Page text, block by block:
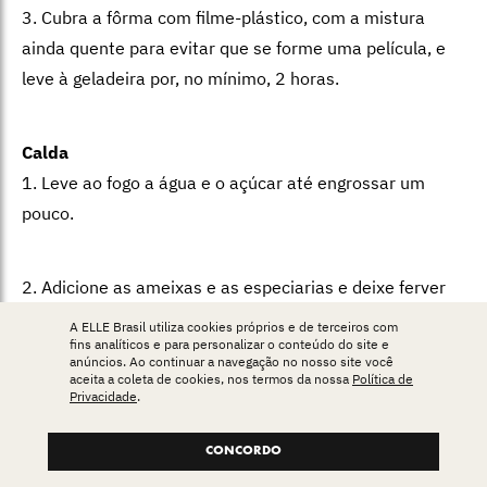
3. Cubra a fôrma com filme-plástico, com a mistura
ainda quente para evitar que se forme uma película, e
leve à geladeira por, no mínimo, 2 horas.
Calda
1. Leve ao fogo a água e o açúcar até engrossar um
pouco.
2. Adicione as ameixas e as especiarias e deixe ferver
mais um pouco, até a calda encorpar e as ameixas
amolecerem e quase começarem a desmanchar. Deixe
esfriar.
A ELLE Brasil utiliza cookies próprios e de terceiros com
fins analíticos e para personalizar o conteúdo do site e
anúncios. Ao continuar a navegação no nosso site você
aceita a coleta de cookies, nos termos da nossa Política de
Privacidade.
CONCORDO